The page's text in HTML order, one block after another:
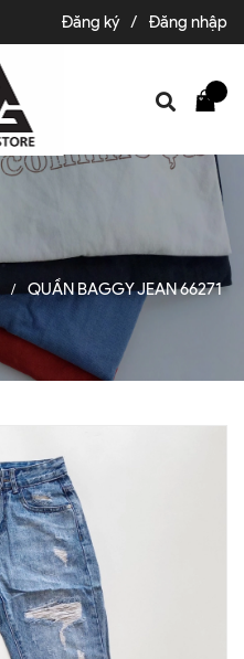
Đăng ký / Đăng nhập
/ QUẦN BAGGY JEAN 66271